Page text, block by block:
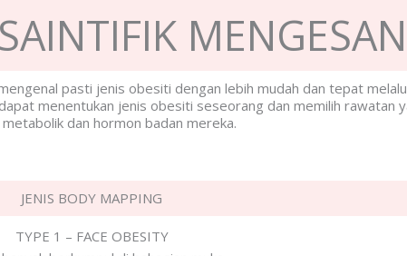
pasti jenis obesiti dengan lebih mudah dan tepat
menentukan jenis obesiti seseorang dan memilih rawatan
dan hormon badan mereka.
JENIS BODY MAPPING
TYPE 1 – FACE OBESITY